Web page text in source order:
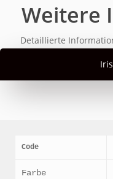
Weitere
Detaillierte
Code
Farbe